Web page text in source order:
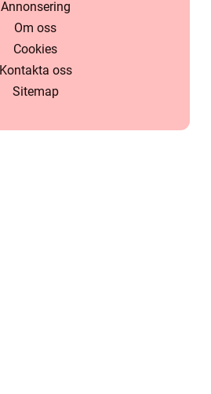
Annonsering
Om oss
Cookies
Kontakta oss
Sitemap